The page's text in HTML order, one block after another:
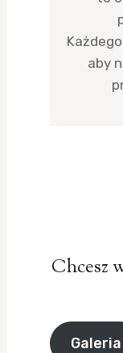
aby
Chcesz
Galeria